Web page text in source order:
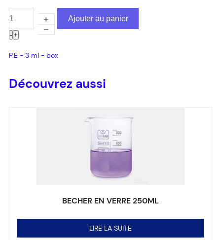
- +
Ajouter au panier
P.E - 3 ml - box
Découvrez aussi
BECHER EN VERRE 250ML
LIRE LA SUITE